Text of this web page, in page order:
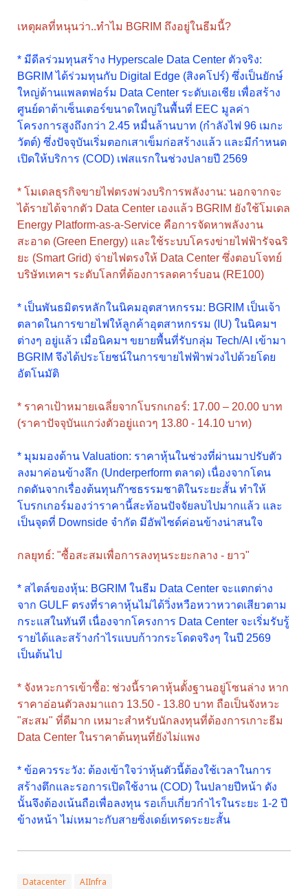
เหตุผลที่หนุนว่า..ทำไม BGRIM ถึงอยู่ในธีมนี้?
* มีดีลร่วมทุนสร้าง Hyperscale Data Center ตัวจริง:
BGRIM ได้ร่วมทุนกับ Digital Edge (สิงคโปร์) ซึ่งเป็นยักษ์
ใหญ่ด้านแพลตฟอร์ม Data Center ระดับเอเชีย เพื่อสร้าง
ศูนย์ดาต้าเซ็นเตอร์ขนาดใหญ่ในพื้นที่ EEC มูลค่า
โครงการสูงถึงกว่า 2.45 หมื่นล้านบาท (กำลังไฟ 96 เมกะ
วัตต์) ซึ่งปัจจุบันเริ่มตอกเสาเข็มก่อสร้างแล้ว และมีกำหนด
เปิดให้บริการ (COD) เฟสแรกในช่วงปลายปี 2569
* โมเดลธุรกิจขายไฟตรงพ่วงบริการพลังงาน: นอกจากจะ
ได้รายได้จากตัว Data Center เองแล้ว BGRIM ยังใช้โมเดล
Energy Platform-as-a-Service คือการจัดหาพลังงาน
สะอาด (Green Energy) และใช้ระบบโครงข่ายไฟฟ้ารัจฉริ
ยะ (Smart Grid) จ่ายไฟตรงให้ Data Center ซึ่งตอบโจทย์
บริษัทเทคฯ ระดับโลกที่ต้องการลดคาร์บอน (RE100)
* เป็นพันธมิตรหลักในนิคมอุตสาหกรรม: BGRIM เป็นเจ้า
ตลาดในการขายไฟให้ลูกค้าอุตสาหกรรม (IU) ในนิคมฯ
ต่างๆ อยู่แล้ว เมื่อนิคมฯ ขยายพื้นที่รับกลุ่ม Tech/AI เข้ามา
BGRIM จึงได้ประโยชน์ในการขายไฟฟ้าพ่วงไปด้วยโดย
อัตโนมัติ
* ราคาเป้าหมายเฉลี่ยจากโบรกเกอร์: 17.00 – 20.00 บาท
(ราคาปัจจุบันแกว่งตัวอยู่แถวๆ 13.80 - 14.10 บาท)
* มุมมองด้าน Valuation: ราคาหุ้นในช่วงที่ผ่านมาปรับตัว
ลงมาค่อนข้างลึก (Underperform ตลาด) เนื่องจากโดน
กดดันจากเรื่องต้นทุนก๊าซธรรมชาติในระยะสั้น ทำให้
โบรกเกอร์มองว่าราคานี้สะท้อนปัจจัยลบไปมากแล้ว และ
เป็นจุดที่ Downside จำกัด มีอัพไซด์ค่อนข้างน่าสนใจ
กลยุทธ์: "ซื้อสะสมเพื่อการลงทุนระยะกลาง - ยาว"
* สไตล์ของหุ้น: BGRIM ในธีม Data Center จะแตกต่าง
จาก GULF ตรงที่ราคาหุ้นไม่ได้วิ่งหวือหวาหวาดเสียวตาม
กระแสในทันที เนื่องจากโครงการ Data Center จะเริ่มรับรู้
รายได้และสร้างกำไรแบบก้าวกระโดดจริงๆ ในปี 2569
เป็นต้นไป
* จังหวะการเข้าซื้อ: ช่วงนี้ราคาหุ้นตั้งฐานอยู่โซนล่าง หาก
ราคาอ่อนตัวลงมาแถว 13.50 - 13.80 บาท ถือเป็นจังหวะ
"สะสม" ที่ดีมาก เหมาะสำหรับนักลงทุนที่ต้องการเกาะธีม
Data Center ในราคาต้นทุนที่ยังไม่แพง
* ข้อควรระวัง: ต้องเข้าใจว่าหุ้นตัวนี้ต้องใช้เวลาในการ
สร้างตึกและรอการเปิดใช้งาน (COD) ในปลายปีหน้า ดัง
นั้นจึงต้องเน้นถือเพื่อลงทุน รอเก็บเกี่ยวกำไรในระยะ 1-2 ปี
ข้างหน้า ไม่เหมาะกับสายซิ่งเดย์เทรดระยะสั้น
Datacenter AIInfra